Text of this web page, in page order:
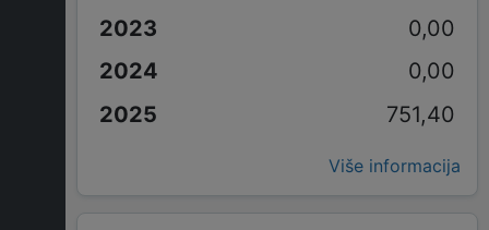
0,00
0,00
751,40
Više informacija